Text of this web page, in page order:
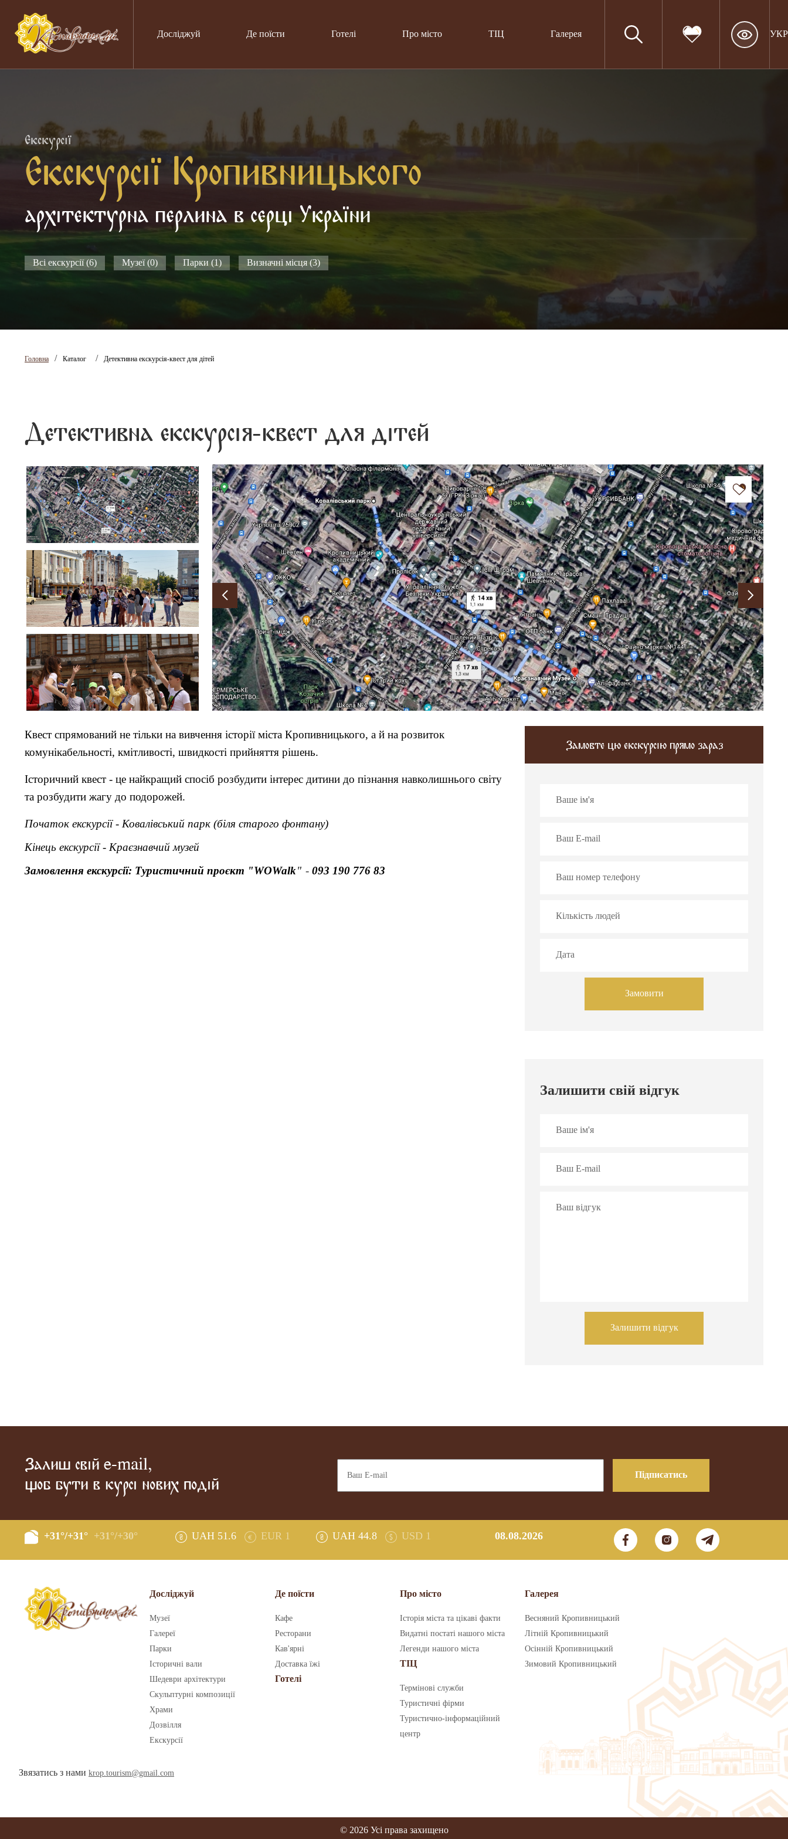
Досліджуй Де поїсти Готелі Про місто ТІЦ Галерея УКР
Екскурсії
Екскурсії Кропивницького
архітектурна перлина в серці України
Всі екскурсії (6) Музеї (0) Парки (1) Визначні місця (3)
Головна / Каталог / Детективна екскурсія-квест для дітей
Детективна екскурсія-квест для дітей
Квест спрямований не тільки на вивчення історії міста Кропивницького, а й на розвиток
комунікабельності, кмітливості, швидкості прийняття рішень.
Історичний квест - це найкращий спосіб розбудити інтерес дитини до пізнання навколишнього світу
та розбудити жагу до подорожей.
Початок екскурсії - Ковалівський парк (біля старого фонтану)
Кінець екскурсії- Краєзнавчий музей
Замовлення екскурсії: Туристичний проєкт "WOWalk" - 093 190 776 83
Замовте цю екскурсію прямо зараз
Замовити
Залишити свій відгук
Залишити відгук
Залиш свій e-mail,
щоб бути в курсі нових подій
Підписатись
+31°/+31° +31°/+30° UAH 51.6 EUR 1 UAH 44.8 USD 1 08.08.2026
Досліджуй
Музеї
Галереї
Парки
Історичні вали
Шедеври архітектури
Скульптурні композиції
Храми
Дозвілля
Екскурсії
Де поїсти
Кафе
Ресторани
Кав'ярні
Доставка їжі
Готелі
Про місто
Історія міста та цікаві факти
Видатні постаті нашого міста
Легенди нашого міста
ТІЦ
Термінові служби
Туристичні фірми
Туристично-інформаційний
центр
Галерея
Весняний Кропивницький
Літній Кропивницький
Осінній Кропивницький
Зимовий Кропивницький
Звязатись з нами krop.tourism@gmail.com
© 2026 Усі права захищено